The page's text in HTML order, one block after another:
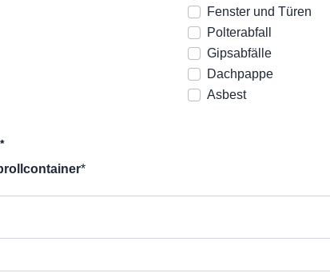
Fenster und Türen
Polterabfall
Gipsabfälle
Dachpappe
Asbest
*